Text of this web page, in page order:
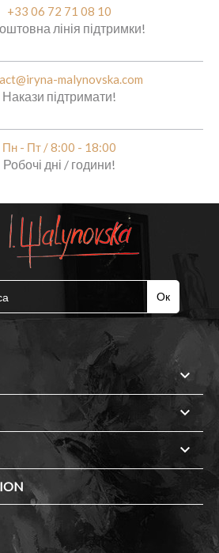
+33 06 72 71 08 10
лінія підтримки!
malynovska.com
Накази підтримати!
Пн - Пт / 8:00 - 18:00
Робочі дні / години!


